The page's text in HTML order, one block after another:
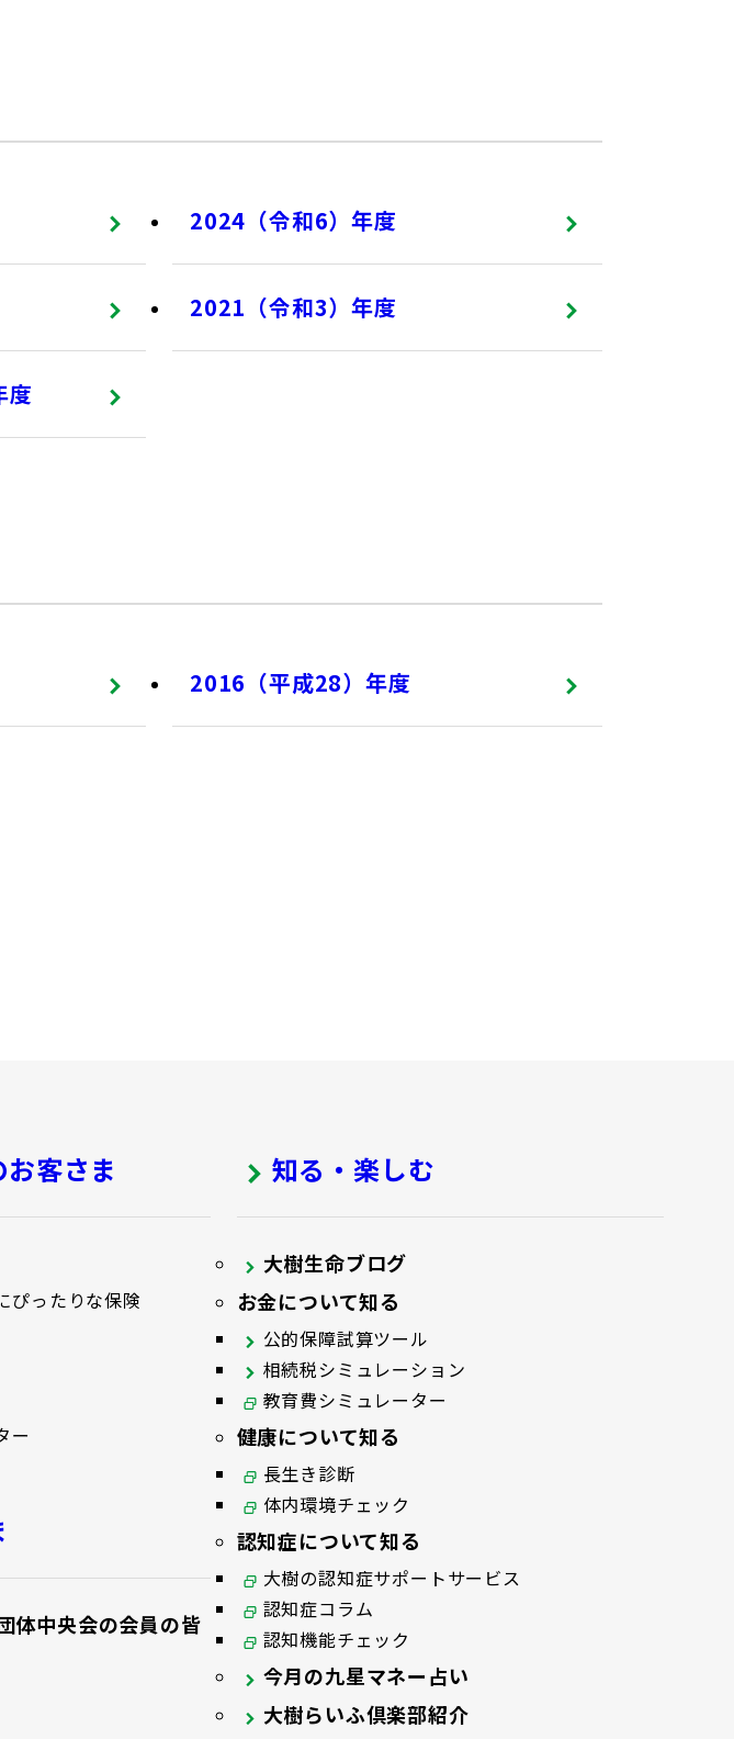
2024（令和6）年度
2021（令和3）年度
度
2016（平成28）年度
客さま
ぴったりな保険
ー
体中央会の会員の皆
知る・楽しむ
大樹生命ブログ
お金について知る
公的保障試算ツール
相続税シミュレーション
教育費シミュレーター
健康について知る
長生き診断
体内環境チェック
認知症について知る
大樹の認知症サポートサービス
認知症コラム
認知機能チェック
今月の九星マネー占い
大樹らいふ倶楽部紹介